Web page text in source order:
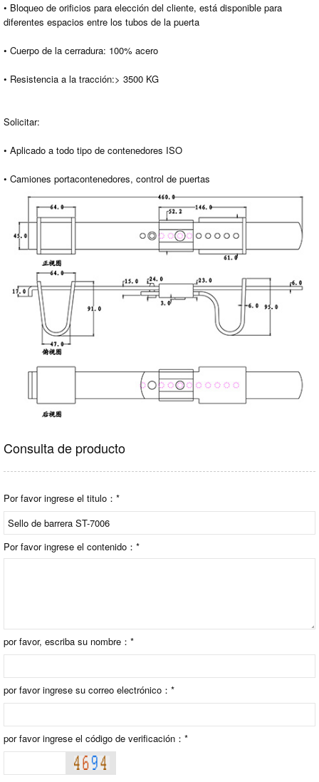
• Bloqueo de orificios para elección del cliente, está disponible para
diferentes espacios entre los tubos de la puerta
• Cuerpo de la cerradura: 100% acero
• Resistencia a la tracción:> 3500 KG
Solicitar:
• Aplicado a todo tipo de contenedores ISO
• Camiones portacontenedores, control de puertas
Consulta de producto
Por favor ingrese el titulo：*
Por favor ingrese el contenido：*
por favor, escriba su nombre：*
por favor ingrese su correo electrónico：*
por favor ingrese el código de verificación：*